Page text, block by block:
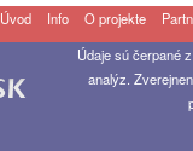
Úvod Info O projekte
Údaje sú čerpané
analýz.